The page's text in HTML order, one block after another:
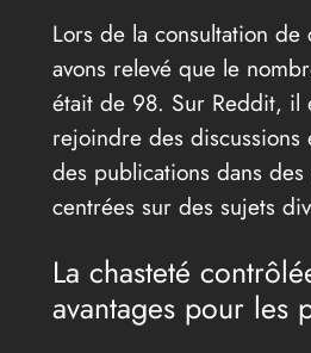
Lors de la consultation de
avons relevé que le
était de 98. Sur Reddit, il
rejoindre des
des publications dans des
centrées sur des sujets
La chasteté
avantages pour les